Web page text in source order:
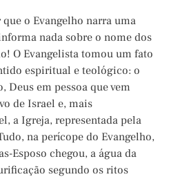
o Evangelho narra uma
nada sobre o nome dos
O Evangelista tomou um fato
espiritual e teológico: o
Deus em pessoa que vem
de Israel e, mais
a Igreja, representada pela
na perícope do Evangelho,
Esposo chegou, a água da
segundo os ritos